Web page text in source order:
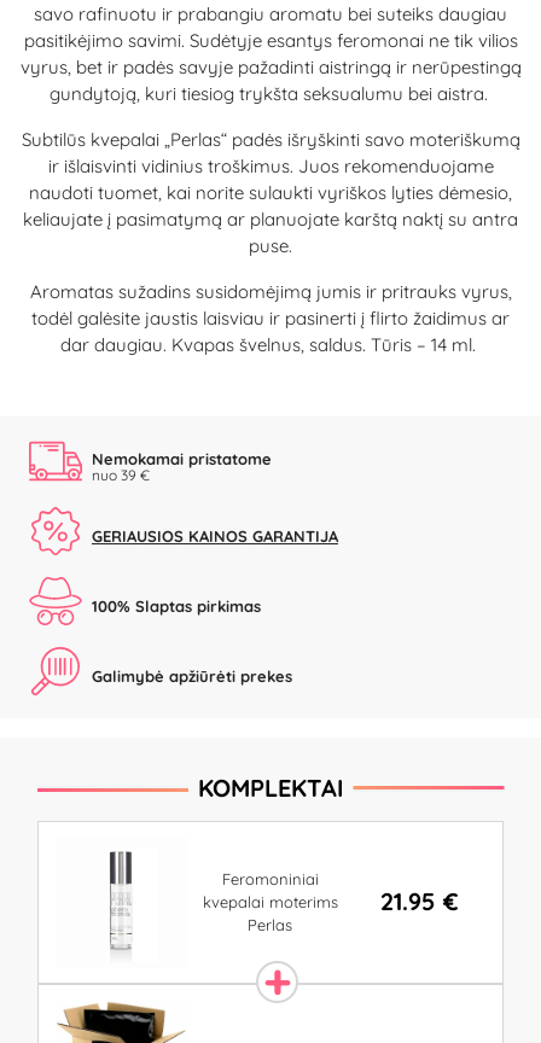
savo rafinuotu ir prabangiu aromatu bei suteiks daugiau
pasitikėjimo savimi. Sudėtyje esantys feromonai ne tik vilios
vyrus, bet ir padės savyje pažadinti aistringą ir nerūpestingą
gundytoją, kuri tiesiog trykšta seksualumu bei aistra.
Subtilūs kvepalai „Perlas“ padės išryškinti savo moteriškumą
ir išlaisvinti vidinius troškimus. Juos rekomenduojame
naudoti tuomet, kai norite sulaukti vyriškos lyties dėmesio,
keliaujate į pasimatymą ar planuojate karštą naktį su antra
puse.
Aromatas sužadins susidomėjimą jumis ir pritrauks vyrus,
todėl galėsite jaustis laisviau ir pasinerti į flirto žaidimus ar
dar daugiau. Kvapas švelnus, saldus. Tūris – 14 ml.
Nemokamai pristatome
nuo 39 €
GERIAUSIOS KAINOS GARANTIJA
100% Slaptas pirkimas
Galimybė apžiūrėti prekes
KOMPLEKTAI
Feromoniniai
kvepalai moterims
Perlas
21.95 €